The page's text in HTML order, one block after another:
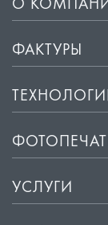
О
ФАКТУРЫ
УСЛУГИ